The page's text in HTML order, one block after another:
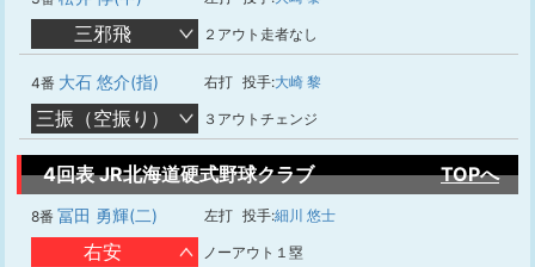
三邪飛 ２アウト走者なし
4番 大石 悠介(指) 右打 投手:大崎 黎
三振（空振り） ３アウトチェンジ
4回表 JR北海道硬式野球クラブ TOPへ
8番 冨田 勇輝(二) 左打 投手:細川 悠士
右安 ノーアウト１塁